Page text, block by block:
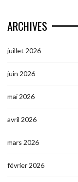
ARCHIVES
juillet 2026
juin 2026
mai 2026
avril 2026
mars 2026
février 2026